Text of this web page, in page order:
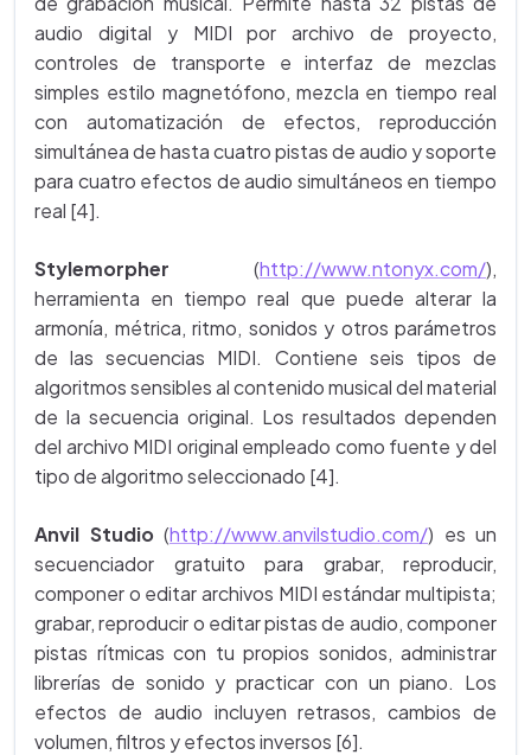
audio digital y MIDI por archivo de proyecto,
controles de transporte e interfaz de mezclas
simples estilo magnetófono, mezcla en tiempo real
con automatización de efectos, reproducción
simultánea de hasta cuatro pistas de audio y soporte
para cuatro efectos de audio simultáneos en tiempo
real [4].
Stylemorpher (http://www.ntonyx.com/),
herramienta en tiempo real que puede alterar la
armonía, métrica, ritmo, sonidos y otros parámetros
de las secuencias MIDI. Contiene seis tipos de
algoritmos sensibles al contenido musical del material
de la secuencia original. Los resultados dependen
del archivo MIDI original empleado como fuente y del
tipo de algoritmo seleccionado [4].
Anvil Studio(http://www.anvilstudio.com/) es un
secuenciador gratuito para grabar, reproducir,
componer o editar archivos MIDI estándar multipista;
grabar, reproducir o editar pistas de audio, componer
pistas rítmicas con tu propios sonidos, administrar
librerías de sonido y practicar con un piano. Los
efectos de audio incluyen retrasos, cambios de
volumen, filtros y efectos inversos [6].